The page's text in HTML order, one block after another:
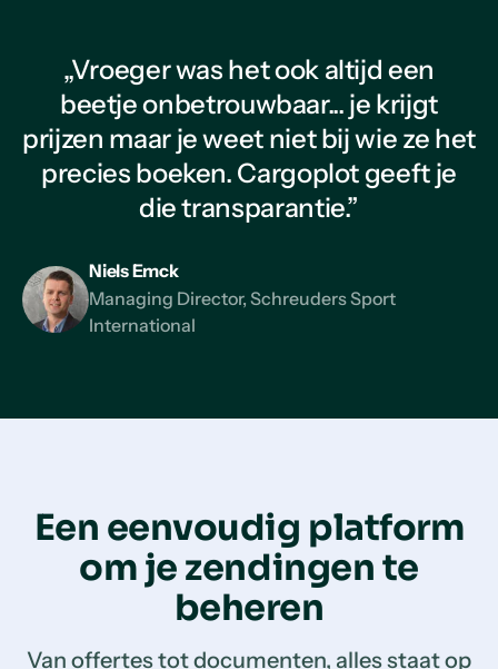
„Vroeger was het ook altijd een
beetje onbetrouwbaar... je krijgt
prijzen maar je weet niet bij wie ze het
precies boeken. Cargoplot geeft je
die transparantie.”
Niels Emck
Managing Director, Schreuders Sport
International
Een eenvoudig platform
om je zendingen te
beheren
Van offertes tot documenten, alles staat op